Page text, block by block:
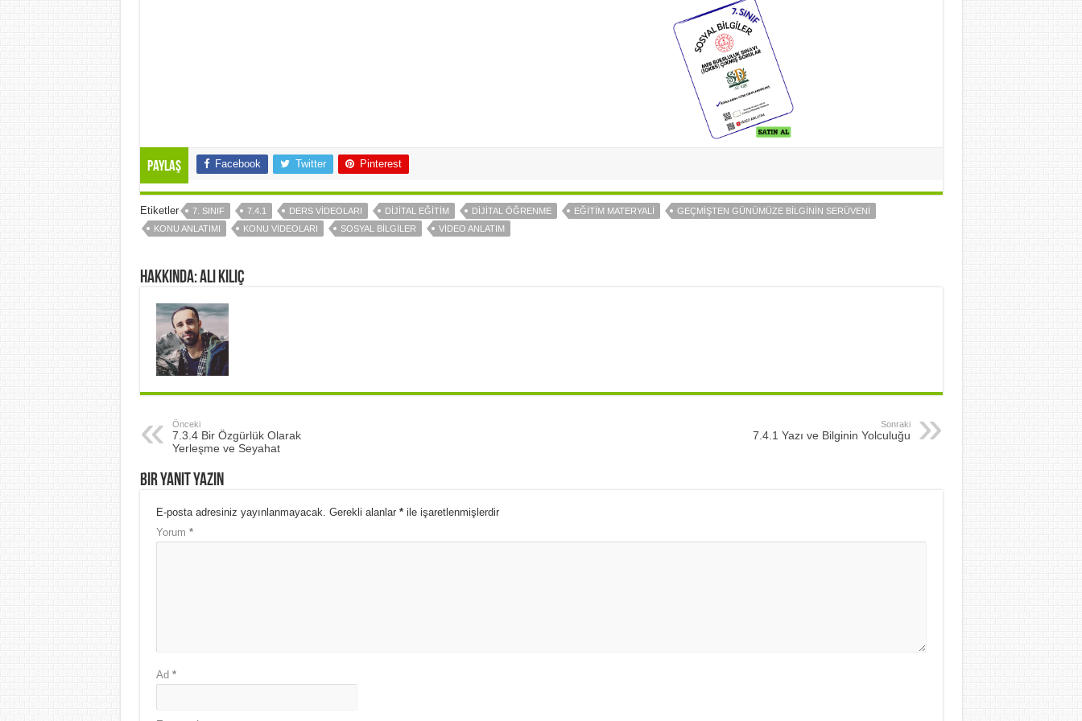
Paylaş Facebook Twitter Pinterest
Etiketler 7. SINIF 7.4.1 DERS VİDEOLARI DİJİTAL EĞİTİM DİJİTAL ÖĞRENME EĞİTİM MATERYALİ
GEÇMİŞTEN GÜNÜMÜZE BİLGİNİN SERÜVENİ
KONU ANLATIMI
KONU VİDEOLARI SOSYAL BİLGİLER VİDEO ANLATIM
Hakkında: Ali Kılıç
Önceki
7.3.4 Bir Özgürlük Olarak
Yerleşme ve Seyahat
Sonraki
7.4.1 Yazı ve Bilginin Yolculuğu
Bir yanıt yazın
E-posta adresiniz yayınlanmayacak. Gerekli alanlar *ile işaretlenmişlerdir
Yorum *
Ad *